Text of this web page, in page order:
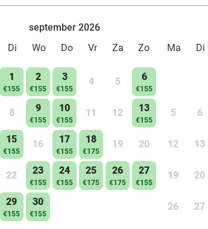
september 2026
Di Wo Do Vr Za Zo
1
€155
2
€155
3
€155
4 5 6
€155
8 9
€155
10
€155
11 12 13
€155
15
€155
16 17
€155
18
€175
19 20
22 23
€155
24
€155
25
€175
26
€175
27
€155
29
€155
30
€155
Ma
Di
5 6
12 13
19 20
26 27